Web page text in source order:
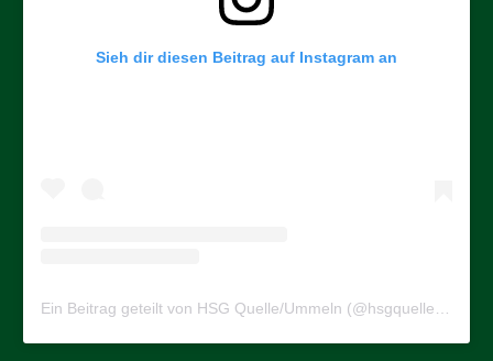
Sieh dir diesen Beitrag auf Instagram an
Ein Beitrag geteilt von HSG Quelle/Ummeln (@hsgquelleummeln)